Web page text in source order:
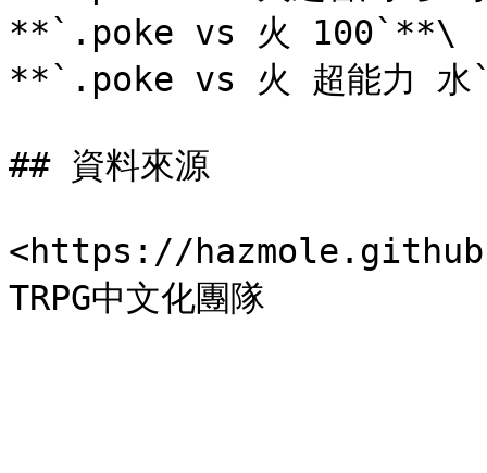
**`.poke vs 火 100`**\
**`.poke vs 火 超能力
## 資料來源
<https://